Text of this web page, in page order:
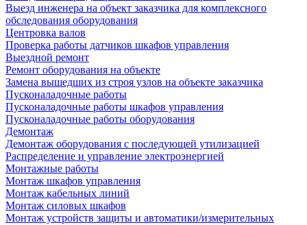
Выезд инженера на объект заказчика для комплексного
обследования оборудования
Центровка валов
Проверка работы датчиков шкафов управления
Выездной ремонт
Ремонт оборудования на объекте
Замена вышедших из строя узлов на объекте заказчика
Пусконаладочные работы
Пусконаладочные работы шкафов управления
Пусконаладочные работы оборудования
Демонтаж
Демонтаж оборудования с последующей утилизацией
Распределение и управление электроэнергией
Монтажные работы
Монтаж шкафов управления
Монтаж кабельных линий
Монтаж силовых шкафов
Монтаж устройств защиты и автоматики/измерительных